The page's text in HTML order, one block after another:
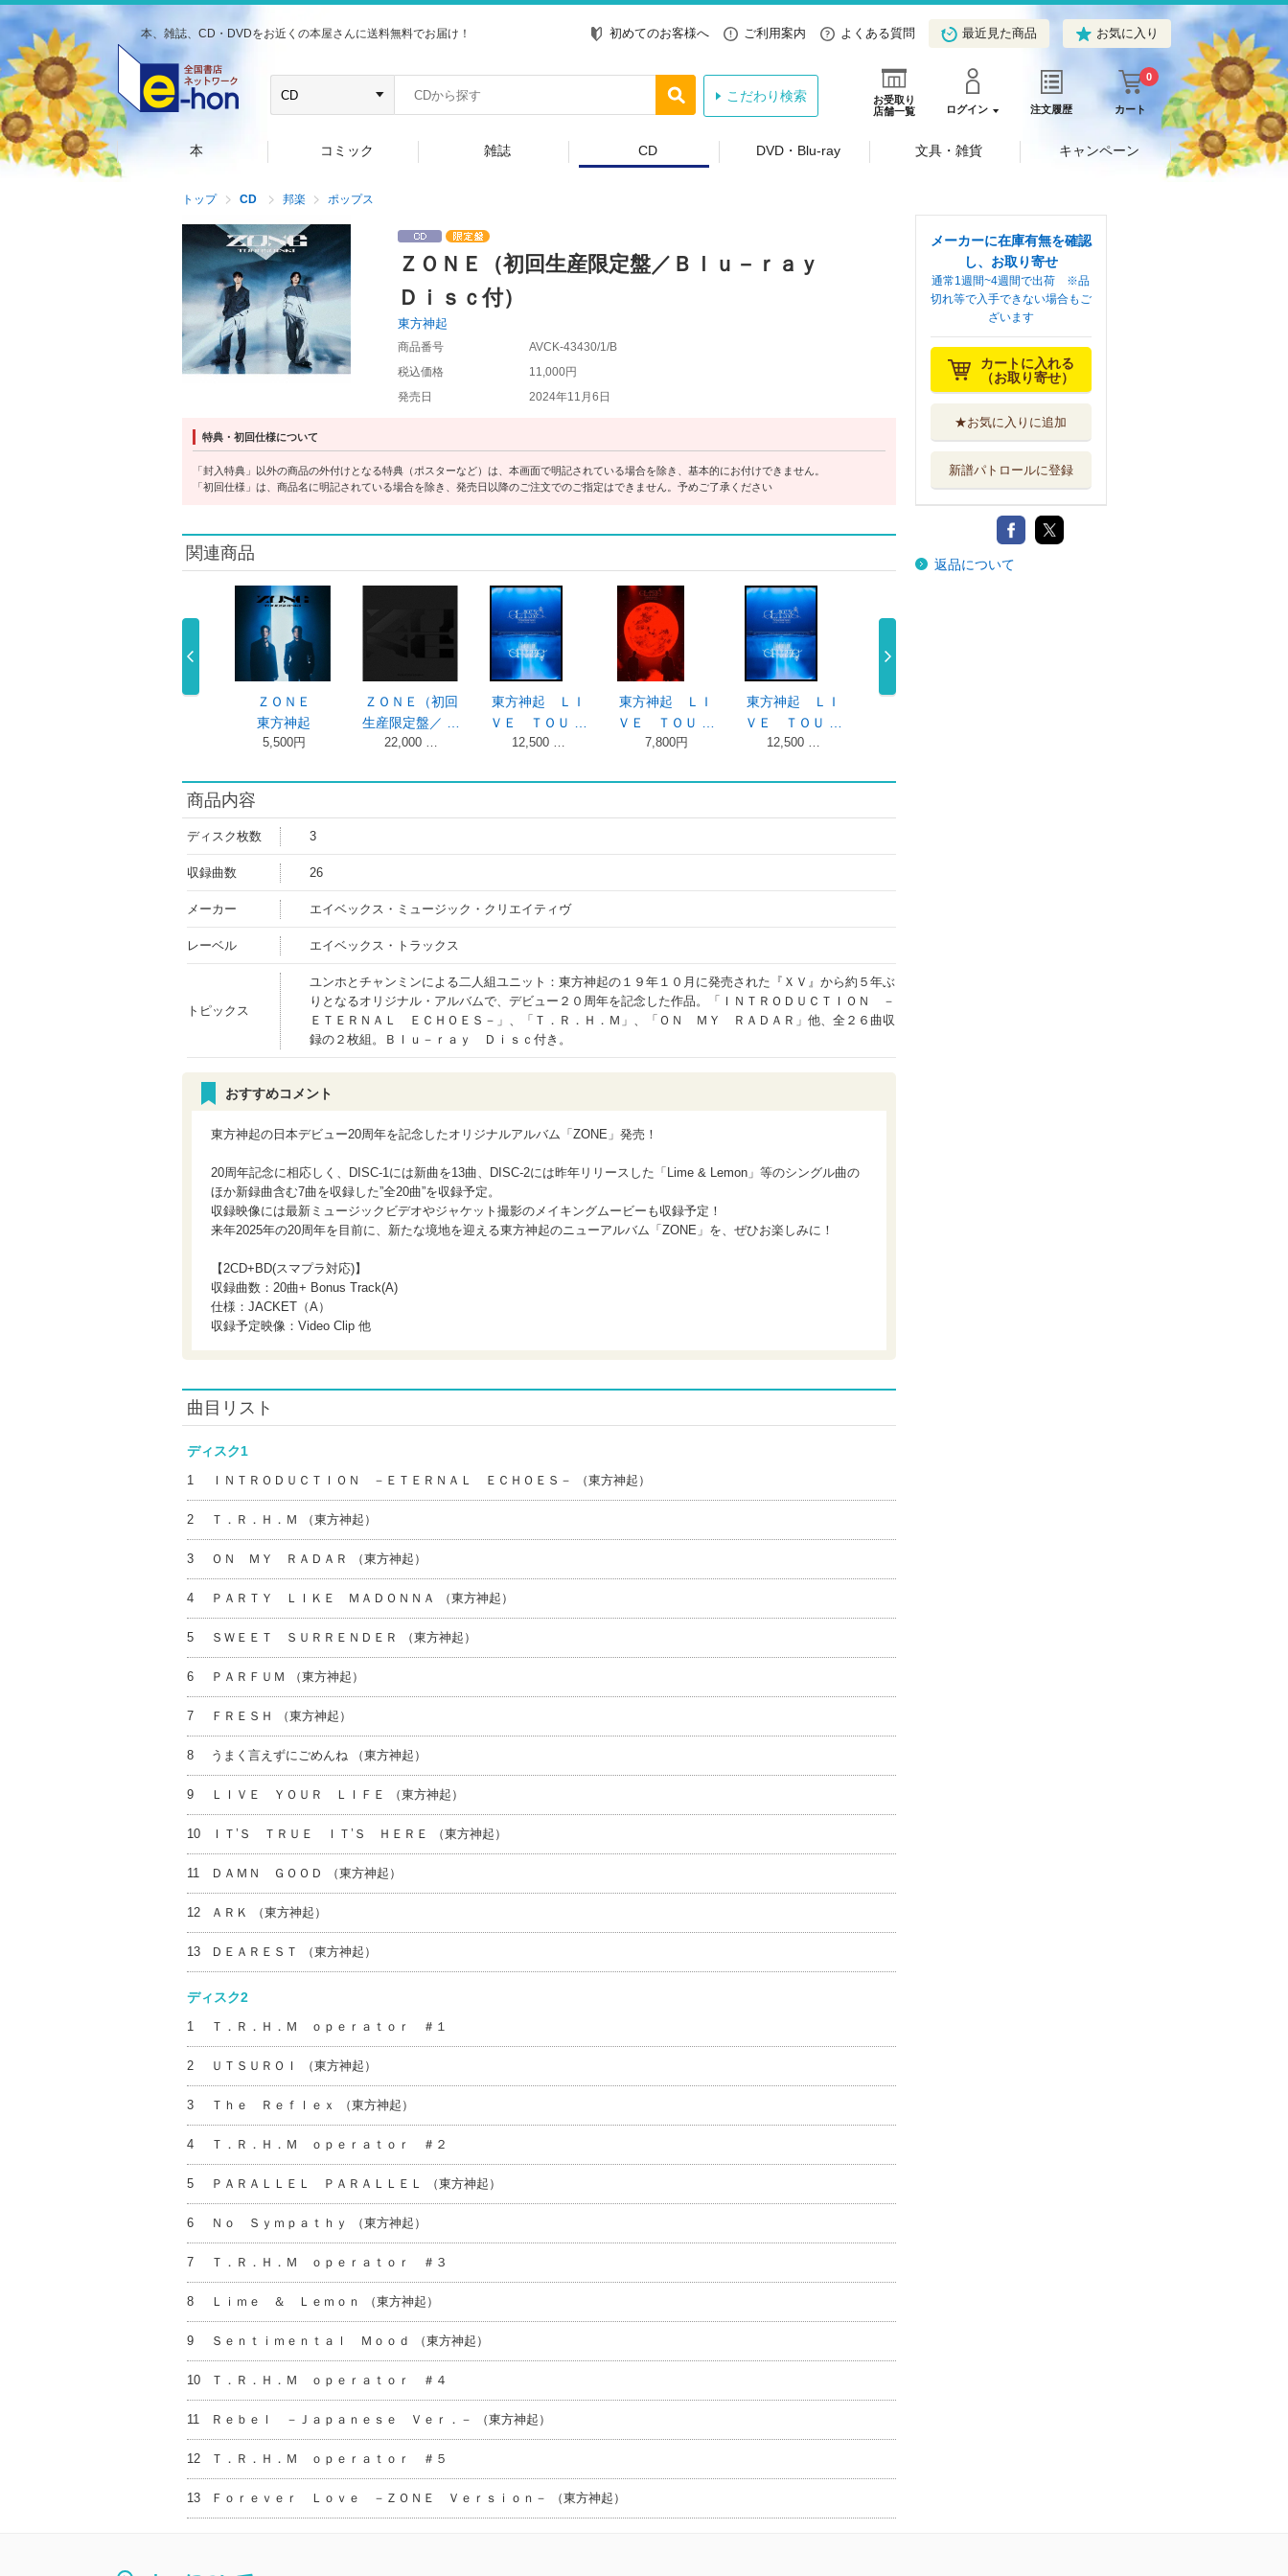
本、雑誌、CD・DVDをお近くの本屋さんに送料無料でお届け！ 初めてのお客様へ ご利用案内 よくある質問 最近見た商品 お気に入り
お受取り
店舗一覧
ログイン 注文履歴 カート
0
こだわり検索
本 コミック 雑誌 CD DVD・Blu-ray 文具・雑貨 キャンペーン
トップ CD 邦楽 ポップス
ＺＯＮＥ（初回生産限定盤／Ｂｌｕ－ｒａｙ
Ｄｉｓｃ付）
東方神起
商品番号
AVCK-43430/1/B
税込価格
11,000円
発売日
2024年11月6日
特典・初回仕様について
「封入特典」以外の商品の外付けとなる特典（ポスターなど）は、本画面で明記されている場合を除き、基本的にお付けできません。
「初回仕様」は、商品名に明記されている場合を除き、発売日以降のご注文でのご指定はできません。予めご了承ください
関連商品
ＺＯＮＥ（初回
ＺＯＮＥ
東方神起
5,500円
ＺＯＮＥ（初回
生産限定盤／ …
22,000 …
東方神起 ＬＩ
ＶＥ ＴＯＵ …
12,500 …
東方神起 ＬＩ
ＶＥ ＴＯＵ …
7,800円
東方神起 ＬＩ
ＶＥ ＴＯＵ …
12,500 …
東方神起 ＬＩ
商品内容
ディスク枚数 3
収録曲数 26
メーカー エイベックス・ミュージック・クリエイティヴ
レーベル エイベックス・トラックス
トピックス
ユンホとチャンミンによる二人組ユニット：東方神起の１９年１０月に発売された『ＸＶ』から約５年ぶ
りとなるオリジナル・アルバムで、デビュー２０周年を記念した作品。「ＩＮＴＲＯＤＵＣＴＩＯＮ －
ＥＴＥＲＮＡＬ ＥＣＨＯＥＳ－」、「Ｔ．Ｒ．Ｈ．Ｍ」、「ＯＮ ＭＹ ＲＡＤＡＲ」他、全２６曲収
録の２枚組。Ｂｌｕ－ｒａｙ Ｄｉｓｃ付き。
おすすめコメント
東方神起の日本デビュー20周年を記念したオリジナルアルバム「ZONE」発売！
20周年記念に相応しく、DISC-1には新曲を13曲、DISC-2には昨年リリースした「Lime & Lemon」等のシングル曲の
ほか新録曲含む7曲を収録した”全20曲”を収録予定。
収録映像には最新ミュージックビデオやジャケット撮影のメイキングムービーも収録予定！
来年2025年の20周年を目前に、新たな境地を迎える東方神起のニューアルバム「ZONE」を、ぜひお楽しみに！
【2CD+BD(スマプラ対応)】
収録曲数：20曲+ Bonus Track(A)
仕様：JACKET（A）
収録予定映像：Video Clip 他
曲目リスト
ディスク1
1 ＩＮＴＲＯＤＵＣＴＩＯＮ －ＥＴＥＲＮＡＬ ＥＣＨＯＥＳ－ （東方神起）
2 Ｔ．Ｒ．Ｈ．Ｍ （東方神起）
3 ＯＮ ＭＹ ＲＡＤＡＲ （東方神起）
4 ＰＡＲＴＹ ＬＩＫＥ ＭＡＤＯＮＮＡ （東方神起）
5 ＳＷＥＥＴ ＳＵＲＲＥＮＤＥＲ （東方神起）
6 ＰＡＲＦＵＭ （東方神起）
7 ＦＲＥＳＨ （東方神起）
8 うまく言えずにごめんね （東方神起）
9 ＬＩＶＥ ＹＯＵＲ ＬＩＦＥ （東方神起）
10 ＩＴ’Ｓ ＴＲＵＥ ＩＴ’Ｓ ＨＥＲＥ （東方神起）
11 ＤＡＭＮ ＧＯＯＤ （東方神起）
12 ＡＲＫ （東方神起）
13 ＤＥＡＲＥＳＴ （東方神起）
ディスク2
1 Ｔ．Ｒ．Ｈ．Ｍ ｏｐｅｒａｔｏｒ ＃１
2 ＵＴＳＵＲＯＩ （東方神起）
3 Ｔｈｅ Ｒｅｆｌｅｘ （東方神起）
4 Ｔ．Ｒ．Ｈ．Ｍ ｏｐｅｒａｔｏｒ ＃２
5 ＰＡＲＡＬＬＥＬ ＰＡＲＡＬＬＥＬ （東方神起）
6 Ｎｏ Ｓｙｍｐａｔｈｙ （東方神起）
7 Ｔ．Ｒ．Ｈ．Ｍ ｏｐｅｒａｔｏｒ ＃３
8 Ｌｉｍｅ ＆ Ｌｅｍｏｎ （東方神起）
9 Ｓｅｎｔｉｍｅｎｔａｌ Ｍｏｏｄ （東方神起）
10 Ｔ．Ｒ．Ｈ．Ｍ ｏｐｅｒａｔｏｒ ＃４
11 Ｒｅｂｅｌ －Ｊａｐａｎｅｓｅ Ｖｅｒ．－ （東方神起）
12 Ｔ．Ｒ．Ｈ．Ｍ ｏｐｅｒａｔｏｒ ＃５
13 Ｆｏｒｅｖｅｒ Ｌｏｖｅ －ＺＯＮＥ Ｖｅｒｓｉｏｎ－ （東方神起）
メーカーに在庫有無を確認
し、お取り寄せ
通常1週間~4週間で出荷 ※品
切れ等で入手できない場合もご
ざいます
カートに入れる
（お取り寄せ）
★お気に入りに追加
新譜パトロールに登録
返品について